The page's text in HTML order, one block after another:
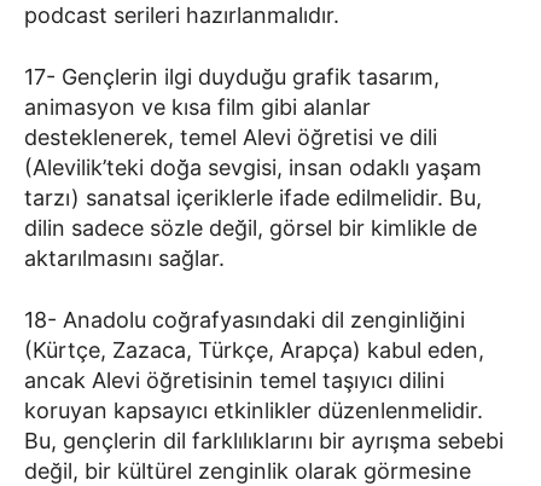
podcast serileri hazırlanmalıdır.
17- Gençlerin ilgi duyduğu grafik tasarım,
animasyon ve kısa film gibi alanlar
desteklenerek, temel Alevi öğretisi ve dili
(Alevilik’teki doğa sevgisi, insan odaklı yaşam
tarzı) sanatsal içeriklerle ifade edilmelidir. Bu,
dilin sadece sözle değil, görsel bir kimlikle de
aktarılmasını sağlar.
18- Anadolu coğrafyasındaki dil zenginliğini
(Kürtçe, Zazaca, Türkçe, Arapça) kabul eden,
ancak Alevi öğretisinin temel taşıyıcı dilini
koruyan kapsayıcı etkinlikler düzenlenmelidir.
Bu, gençlerin dil farklılıklarını bir ayrışma sebebi
değil, bir kültürel zenginlik olarak görmesine